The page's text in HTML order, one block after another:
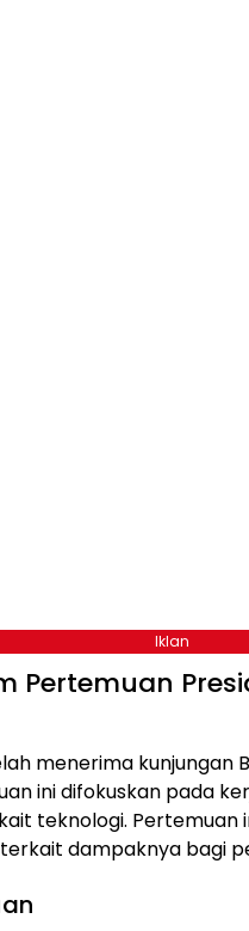
Iklan
Pertemuan
menerima kunjungan
ini difokuskan pada
teknologi.
dampaknya bagi